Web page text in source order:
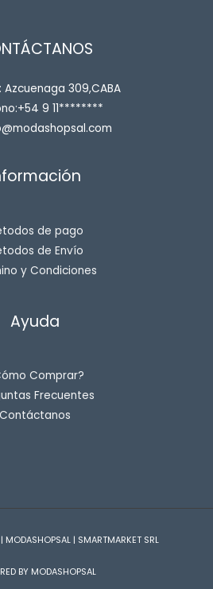
Azcuenaga 309,CABA
9 11********
de pago
de Envío
y Condiciones
Ayuda
Comprar?
Frecuentes
Contáctanos
| SMARTMARKET SRL
BY MODASHOPSAL